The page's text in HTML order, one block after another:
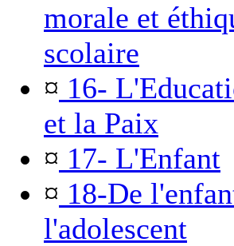
morale et
scolaire
¤ 16-
et la Paix
¤ 17- L'Enfant
¤ 18-De
l'adolescent